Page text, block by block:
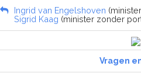
Ingrid van Engelshoven
Sigrid Kaag (minister zonder
Vragen